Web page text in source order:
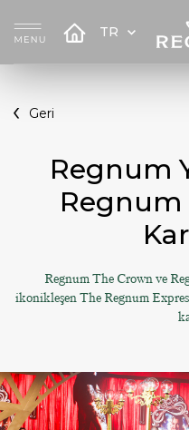
TR
Geri
Regnum
Regnum
Regnum The Crown ve
ikonikleşen The Regnum